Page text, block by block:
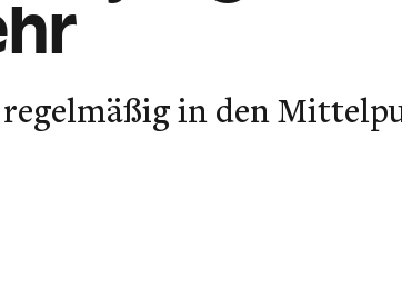
regelmäßig in den